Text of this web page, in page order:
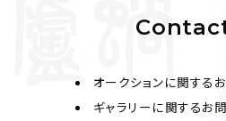
オークションに関する
ギャラリーに関するお